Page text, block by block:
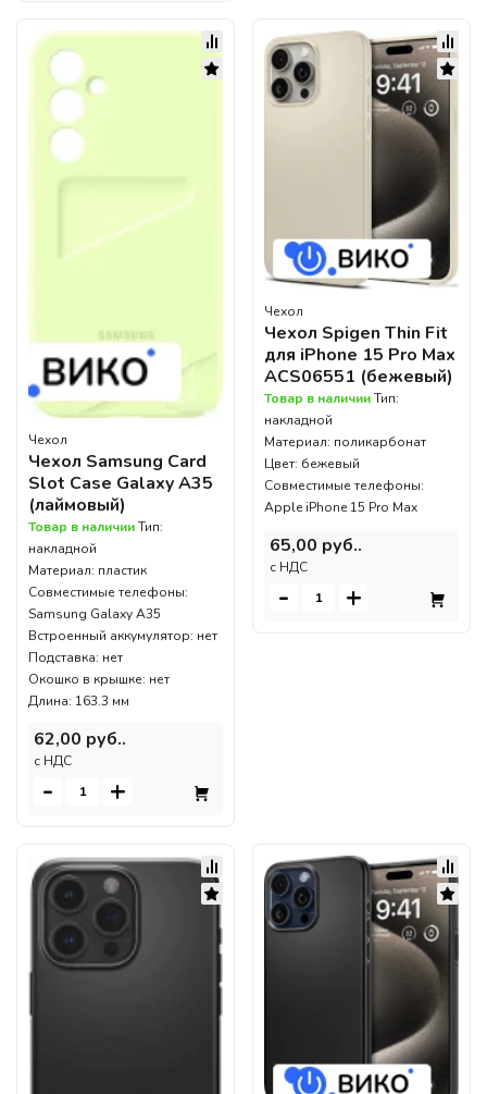
Чехол
Чехол Samsung Card
Slot Case Galaxy A35
(лаймовый)
Товар в наличииТип:
накладной
Материал: пластик
Совместимые телефоны:
Samsung Galaxy A35
Встроенный аккумулятор: нет
Подставка: нет
Окошко в крышке: нет
Длина: 163.3 мм
62,00 руб..
c НДС
- +
Чехол
Чехол Spigen Thin Fit
для iPhone 15 Pro Max
ACS06551 (бежевый)
Товар в наличииТип:
накладной
Материал: поликарбонат
Цвет: бежевый
Совместимые телефоны:
Apple iPhone 15 Pro Max
65,00 руб..
c НДС
- +